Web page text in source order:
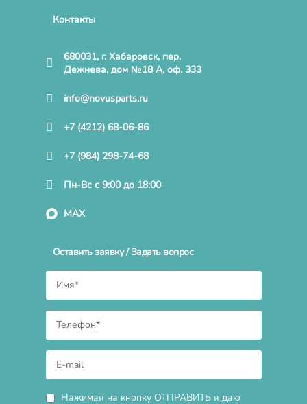
Контакты
680031, г. Хабаровск, пер.
Дежнева, дом №18 А, оф. 333
info@novusparts.ru
+7 (4212) 68-06-86
+7 (984) 298-74-68
Пн-Вс с 9:00 до 18:00
MAX
Оставить заявку / Задать вопрос
Нажимая на кнопку ОТПРАВИТЬ я даю